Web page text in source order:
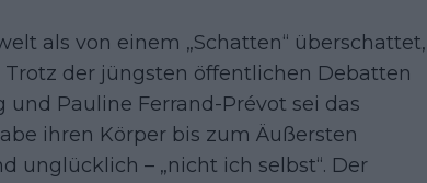
als von einem „Schatten“ überschattet,
der jüngsten öffentlichen Debatten
Pauline Ferrand-Prévot sei das
ihren Körper bis zum Äußersten
unglücklich – „nicht ich selbst“. Der